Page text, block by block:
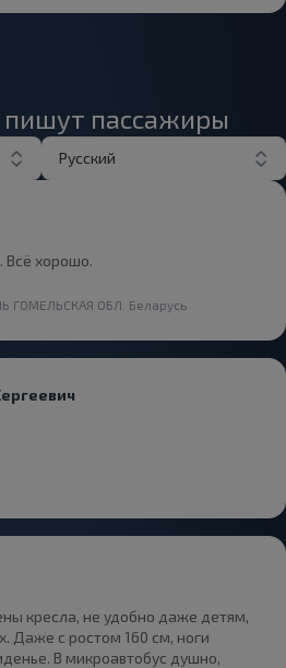
пишут пассажиры
Русский
Всё хорошо.
ГОМЕЛЬСКАЯ ОБЛ. Беларусь
кресла, не удобно даже детям,
Даже с ростом 160 см, ноги
В микроавтобус душно,